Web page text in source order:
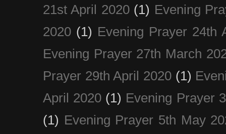
21st April 2020 (1) Evening
2020 (1) Evening Prayer 24th
Evening Prayer 27th March
Prayer 29th April 2020 (1)
April 2020 (1) Evening Prayer
(1) Evening Prayer 5th May